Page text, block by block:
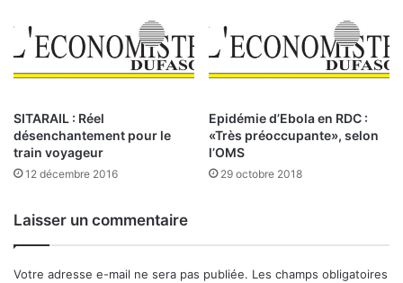
i
l
e
u
u
r
i
n
s
s
c
o
n
s
n
t
e
SITARAIL : Réel
désenchantement pour le
train voyageur
12 décembre 2016
Epidémie d’Ebola en RDC :
«Très préoccupante», selon
l’OMS
29 octobre 2018
Laisser un commentaire
Votre adresse e-mail ne sera pas publiée. Les champs obligatoires